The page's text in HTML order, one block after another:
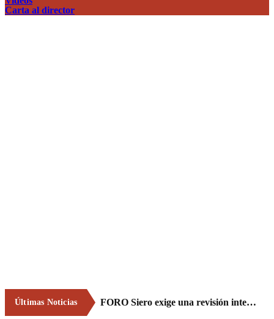
Carta al director
Últimas Noticias FORO Siero exige una revisión integral del servicio de recogida de residuos para acabar con los contenedores desbordados y la imagen de abandono del concejo